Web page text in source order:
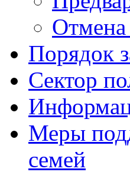
Отмена
Порядок
Сектор
Меры
семей